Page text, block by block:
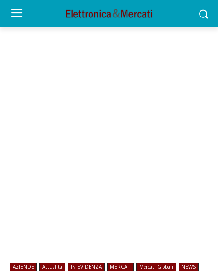
AZIENDE Attualità IN EVIDENZA MERCATI Mercati Globali NEWS